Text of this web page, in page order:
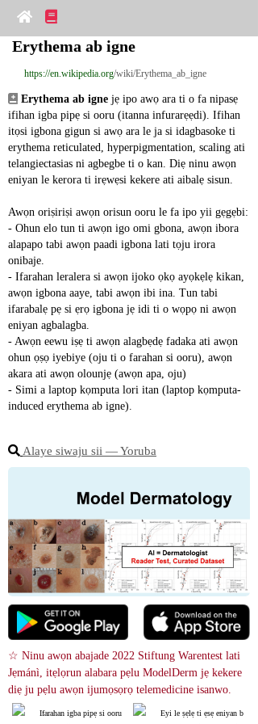
Erythema ab igne
https://en.wikipedia.org/wiki/Erythema_ab_igne
Erythema ab igne jẹ ipo awọ ara ti o fa nipasẹ
ifihan igba pipẹ si ooru (itanna infurarẹẹdi). Ifihan
itọsi igbona gigun si awọ ara le ja si idagbasoke ti
erythema reticulated, hyperpigmentation, scaling ati
telangiectasias ni agbegbe ti o kan. Diẹ ninu awọn
eniyan le kerora ti irẹwẹsi kekere ati aibalẹ sisun.
Awọn oriṣiriṣi awọn orisun ooru le fa ipo yii gẹgẹbi:
- Ohun elo tun ti awọn igo omi gbona, awọn ibora
alapapo tabi awọn paadi igbona lati tọju irora
onibaje.
- Ifarahan leralera si awọn ijoko ọkọ ayọkẹlẹ kikan,
awọn igbona aaye, tabi awọn ibi ina. Tun tabi
ifarabalẹ pẹ si ẹrọ igbona jẹ idi ti o wọpọ ni awọn
eniyan agbalagba.
- Awọn eewu iṣẹ ti awọn alagbẹdẹ fadaka ati awọn
ohun ọṣọ iyebiye (oju ti o farahan si ooru), awọn
akara ati awọn olounjẹ (awọn apa, oju)
- Simi a laptop kọmputa lori itan (laptop kọmputa-
induced erythema ab igne).
Alaye siwaju sii ― Yoruba
☆ Ninu awọn abajade 2022 Stiftung Warentest lati
Jẹmánì, itẹlọrun alabara pẹlu ModelDerm jẹ kekere
diẹ ju pẹlu awọn ijumọsọrọ telemedicine isanwo.
Ifarahan igba pipẹ si ooru
Eyi le ṣẹlẹ ti ẹsẹ eniyan b